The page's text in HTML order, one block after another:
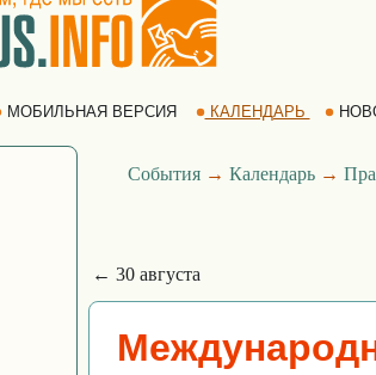
МОБИЛЬНАЯ ВЕРСИЯ КАЛЕНДАРЬ
События → Календарь →
← 30 августа